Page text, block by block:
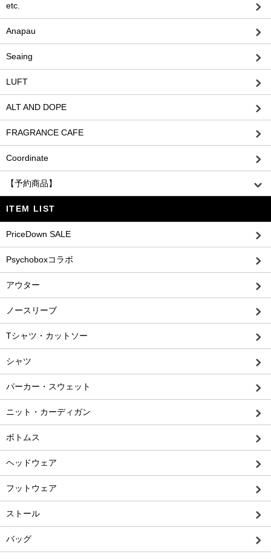
etc.
Anapau
Seaing
LUFT
ALT AND DOPE
FRAGRANCE CAFE
Coordinate
【予約商品】
ITEM LIST
PriceDown SALE
Psychoboxコラボ
アウター
ノースリーブ
Tシャツ・カットソー
シャツ
パーカー・スウェット
ニット・カーディガン
ボトムス
ヘッドウェア
フットウェア
ストール
バッグ